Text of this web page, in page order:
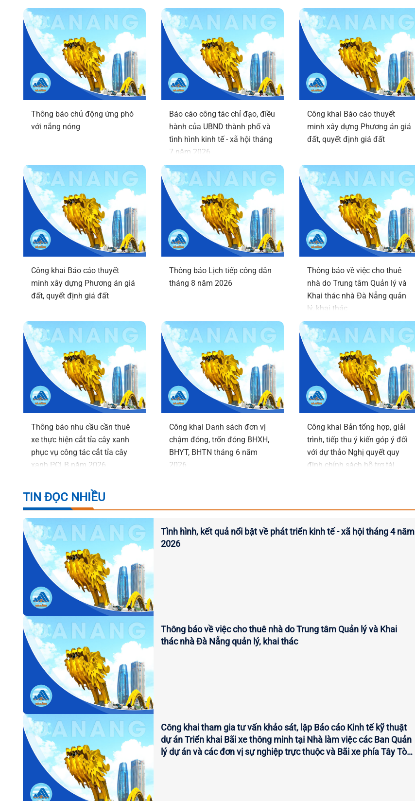
Nghiên cứu, phát triển, ứng
dụng công nghệ bán dẫn và trí
tuệ nhân tạo Đà Nẵng (DSAI-
TECH)
Thông báo chủ động ứng phó
với nắng nóng
Báo cáo công tác chỉ đạo, điều
hành của UBND thành phố và
tình hình kinh tế - xã hội tháng
7 năm 2026
Công khai Báo cáo thuyết
minh xây dựng Phương án giá
đất, quyết định giá đất
Công khai Báo cáo thuyết
minh xây dựng Phương án giá
đất, quyết định giá đất
Thông báo Lịch tiếp công dân
tháng 8 năm 2026
Thông báo về việc cho thuê
nhà do Trung tâm Quản lý và
Khai thác nhà Đà Nẵng quản
lý, khai thác
Thông báo nhu cầu cần thuê
xe thực hiện cắt tỉa cây xanh
phục vụ công tác cắt tỉa cây
xanh PCLB năm 2026
Công khai Danh sách đơn vị
chậm đóng, trốn đóng BHXH,
BHYT, BHTN tháng 6 năm
2026
Công khai Bản tổng hợp, giải
trình, tiếp thu ý kiến góp ý đối
với dự thảo Nghị quyết quy
định chính sách hỗ trợ tài
TIN ĐỌC NHIỀU
Tình hình, kết quả nổi bật về phát triển kinh tế - xã hội tháng 4 năm
2026
Thông báo về việc cho thuê nhà do Trung tâm Quản lý và Khai
thác nhà Đà Nẵng quản lý, khai thác
Công khai tham gia tư vấn khảo sát, lập Báo cáo Kinh tế kỹ thuật
dự án Triển khai Bãi xe thông minh tại Nhà làm việc các Ban Quản
lý dự án và các đơn vị sự nghiệp trực thuộc và Bãi xe phía Tây Tòa